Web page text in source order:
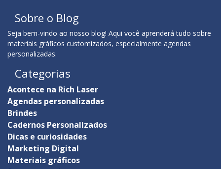
Sobre o Blog
Seja bem-vindo ao nosso blog! Aqui você aprenderá tudo sobre
materiais gráficos customizados, especialmente agendas
personalizadas.
Categorias
Acontece na Rich Laser
Agendas personalizadas
Brindes
Cadernos Personalizados
Dicas e curiosidades
Marketing Digital
Materiais gráficos